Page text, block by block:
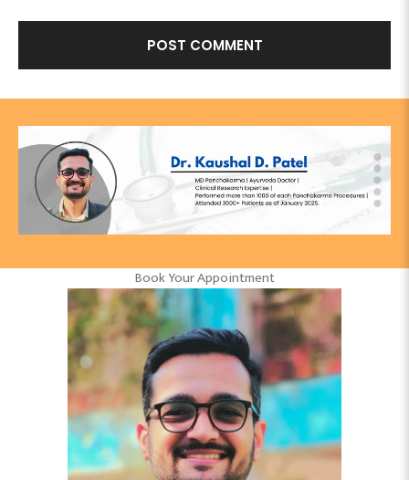
Book Your Appointment